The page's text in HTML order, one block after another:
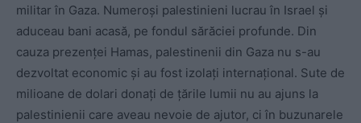
militar în Gaza. Numeroși palestinieni lucrau în Israel și
aduceau bani acasă, pe fondul sărăciei profunde. Din
cauza prezenței Hamas, palestinenii din Gaza nu s-au
dezvoltat economic și au fost izolați internațional. Sute de
milioane de dolari donați de țările lumii nu au ajuns la
palestinienii care aveau nevoie de ajutor, ci în buzunarele